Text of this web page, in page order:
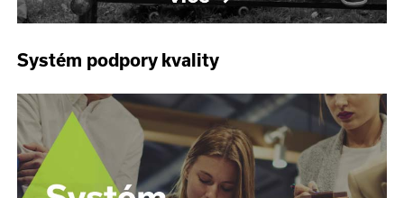
Systém podpory kvality